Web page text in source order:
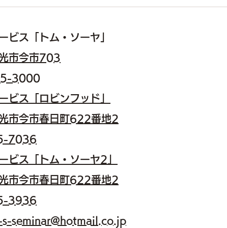
今年も1年お世話になりまし
ビス 「トム・ソーヤ」
市今市703
3000
ビス「ロビンフッド」
市今市春日町622番地2
7036
ビス「トム・ソーヤ2」
市今市春日町622番地2
3936
seminar@hotmail.co.jp